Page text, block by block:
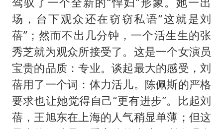
场，台下观众还在窃窃私语“这就是刘
蓓”；然而不出几分钟，一个活生生的张
秀芝就为观众所接受了。这是一个女演员
宝贵的品质：专业。谈起最大的感受，刘
蓓用了一个词：体力活儿。陈佩斯的严格
要求也让她觉得自己“更有进步”。比起刘
蓓，王旭东在上海的人气稍显单薄；但这